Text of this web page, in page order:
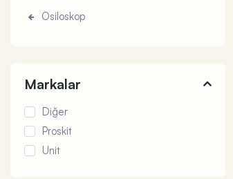
Osiloskop
Markalar
Diğer
Proskit
Unit